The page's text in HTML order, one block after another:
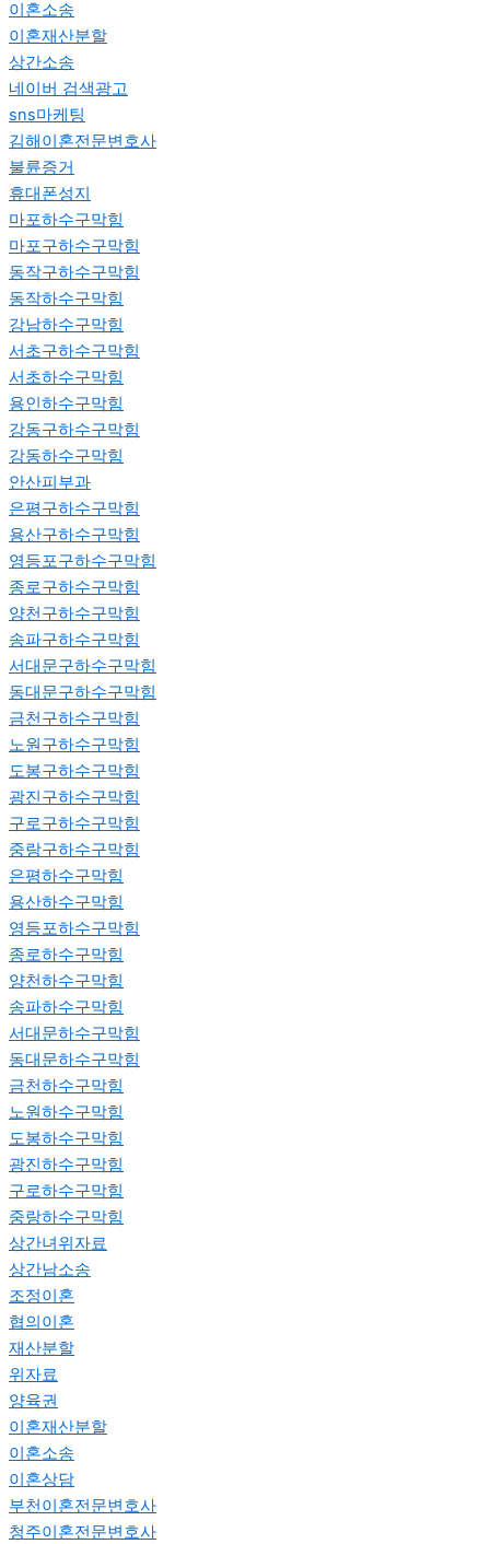
이혼소송
이혼재산분할
상간소송
네이버 검색광고
sns마케팅
김해이혼전문변호사
불륜증거
휴대폰성지
마포하수구막힘
마포구하수구막힘
동작구하수구막힘
동작하수구막힘
강남하수구막힘
서초구하수구막힘
서초하수구막힘
용인하수구막힘
강동구하수구막힘
강동하수구막힘
안산피부과
은평구하수구막힘
용산구하수구막힘
영등포구하수구막힘
종로구하수구막힘
양천구하수구막힘
송파구하수구막힘
서대문구하수구막힘
동대문구하수구막힘
금천구하수구막힘
노원구하수구막힘
도봉구하수구막힘
광진구하수구막힘
구로구하수구막힘
중랑구하수구막힘
은평하수구막힘
용산하수구막힘
영등포하수구막힘
종로하수구막힘
양천하수구막힘
송파하수구막힘
서대문하수구막힘
동대문하수구막힘
금천하수구막힘
노원하수구막힘
도봉하수구막힘
광진하수구막힘
구로하수구막힘
중랑하수구막힘
상간녀위자료
상간남소송
조정이혼
협의이혼
재산분할
위자료
양육권
이혼재산분할
이혼소송
이혼상담
부천이혼전문변호사
청주이혼전문변호사